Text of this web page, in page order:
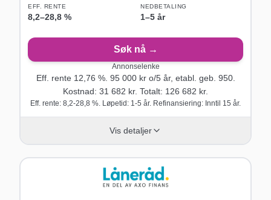
EFF. RENTE
8,2–28,8 %
NEDBETALING
1–5 år
Søk nå →
Annonselenke
Eff. rente 12,76 %. 95 000kr o/5år, etabl. geb. 950.
Kostnad: 31 682 kr. Totalt: 126 682 kr.
Eff. rente: 8,2-28,8 %. Løpetid: 1-5 år. Refinansiering: Inntil 15 år.
Vis detaljer